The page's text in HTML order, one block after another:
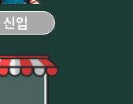
신입